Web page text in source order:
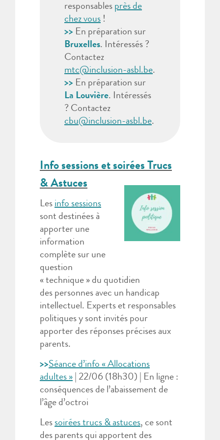
responsables près de
chez vous !
>> En préparation sur
Bruxelles. Intéressés ?
Contactez
mtc@inclusion-asbl.be.
>> En préparation sur
La Louvière. Intéressés
? Contactez
cbu@inclusion-asbl.be.
Info sessions et soirées Trucs
& Astuces
Les info sessions
sont destinées à
apporter une
information
complète sur une
question
« technique » du quotidien
des personnes avec un handicap
intellectuel. Experts et responsables
politiques y sont invités pour
apporter des réponses précises aux
parents.
>>Séance d’info « Allocations
adultes » | 22/06 (18h30) | En ligne :
conséquences de l’abaissement de
l’âge d’octroi
Les soirées trucs & astuces, ce sont
des parents qui apportent des